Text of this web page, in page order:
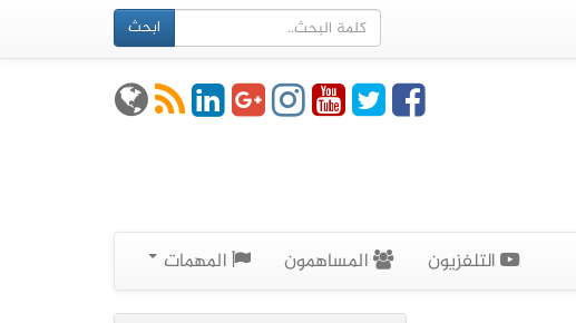
ابحث
التلفزيون المساهمون المهمات